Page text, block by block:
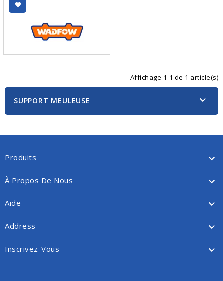
Affichage 1-1 de 1 article(s)
SUPPORT MEULEUSE 
Produits 
À Propos De Nous 
Aide 
Address 
Inscrivez-Vous 